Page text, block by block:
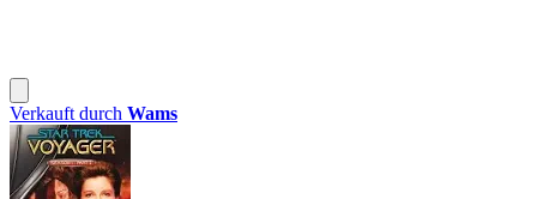
Verkauft durch Wams